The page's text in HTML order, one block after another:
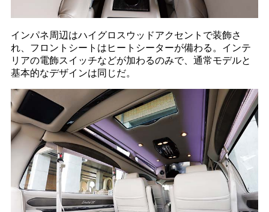
インパネ周辺はハイグロスウッドアクセントで装飾さ
れ、フロントシートはヒートシーターが備わる。インテ
リアの電飾スイッチなどが加わるのみで、通常モデルと
基本的なデザインは同じだ。